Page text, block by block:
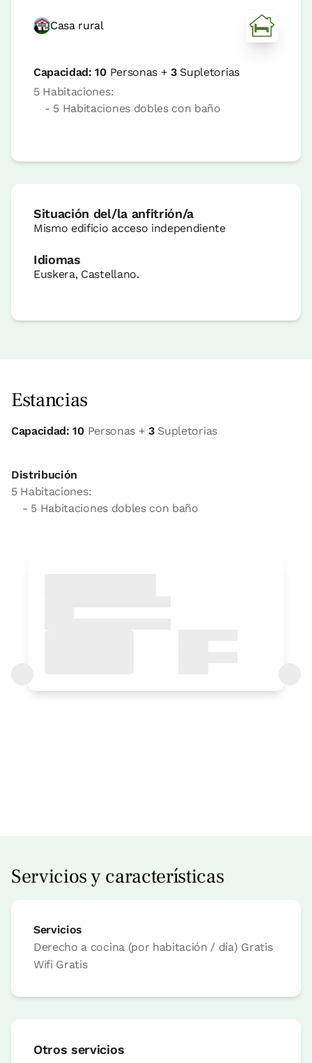
Casa rural
Capacidad:10Personas +3Supletorias
5 Habitaciones:
- 5 Habitaciones dobles con baño
Situación del/la anfitrión/a
Mismo edificio acceso independiente
Idiomas
Euskera, Castellano.
Estancias
Capacidad: 10Personas +3Supletorias
Distribución
5 Habitaciones:
- 5 Habitaciones dobles con baño
Reserva ahora
habitación
Servicios y características
Servicios
Derecho a cocina (por habitación / día) Gratis
Wifi Gratis
Otros servicios